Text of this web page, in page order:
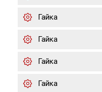
Гайка
Гайка
Гайка
Гайка